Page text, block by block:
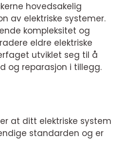
hovedsakelig
av elektriske systemer.
kompleksitet og
eldre elektriske
utviklet seg til å
og reparasjon i tillegg.
at ditt elektriske system
standarden og er